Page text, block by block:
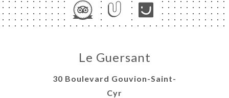
Le Guersant
30 Boulevard Gouvion-Saint-
Cyr